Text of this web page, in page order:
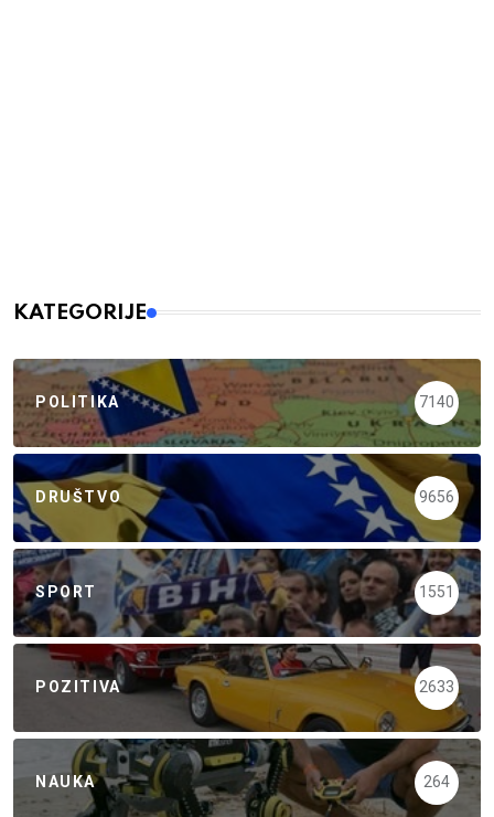
KATEGORIJE
POLITIKA 7140
DRUŠTVO 9656
SPORT 1551
POZITIVA 2633
NAUKA 264